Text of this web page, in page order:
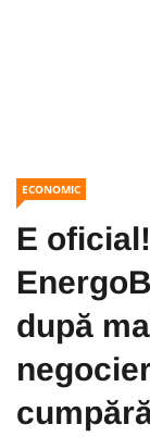
ECONOMIC
E
după